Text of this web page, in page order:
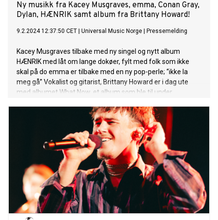
Ny musikk fra Kacey Musgraves, emma, Conan Gray,
Dylan, HÆNRIK samt album fra Brittany Howard!
9.2.2024 12:37:50 CET Universal Music Norge Pressemelding
Kacey Musgraves tilbake med ny singel og nytt album
HÆNRIK med låt om lange dokøer, fylt med folk som ikke
skal på do emma er tilbake med en ny pop-perle; “ikke la
meg gå” Vokalist og gitarist, Brittany Howard er i dag ute
med albumet What Now, et album som ble til under
andre soloalbum. Tross hennes tidligere suksesser med
Alabama Shakes – fem Grammys, et album på #1 på
Billboard samt flere opptredener i Det Hvite Hus, nekter hun
å gjenta seg selv musikalsk og har aldri har lukket døren for
et nytt Alabama Shakes-album. “There are so many
interesting things about music. Why just do one of them?”
Albumet har fått strålende anmeldelser blant annet i
Aftenposten som trillet seks av seks mulige på terningen og
kaller det en småskitten perle av et soulfunk-album med
artistisk kvalitet. Boblende spilleglede. Og en helt usedvanlig
energi. Noah Kahan har i dag sluppet siste kapittel av sitt